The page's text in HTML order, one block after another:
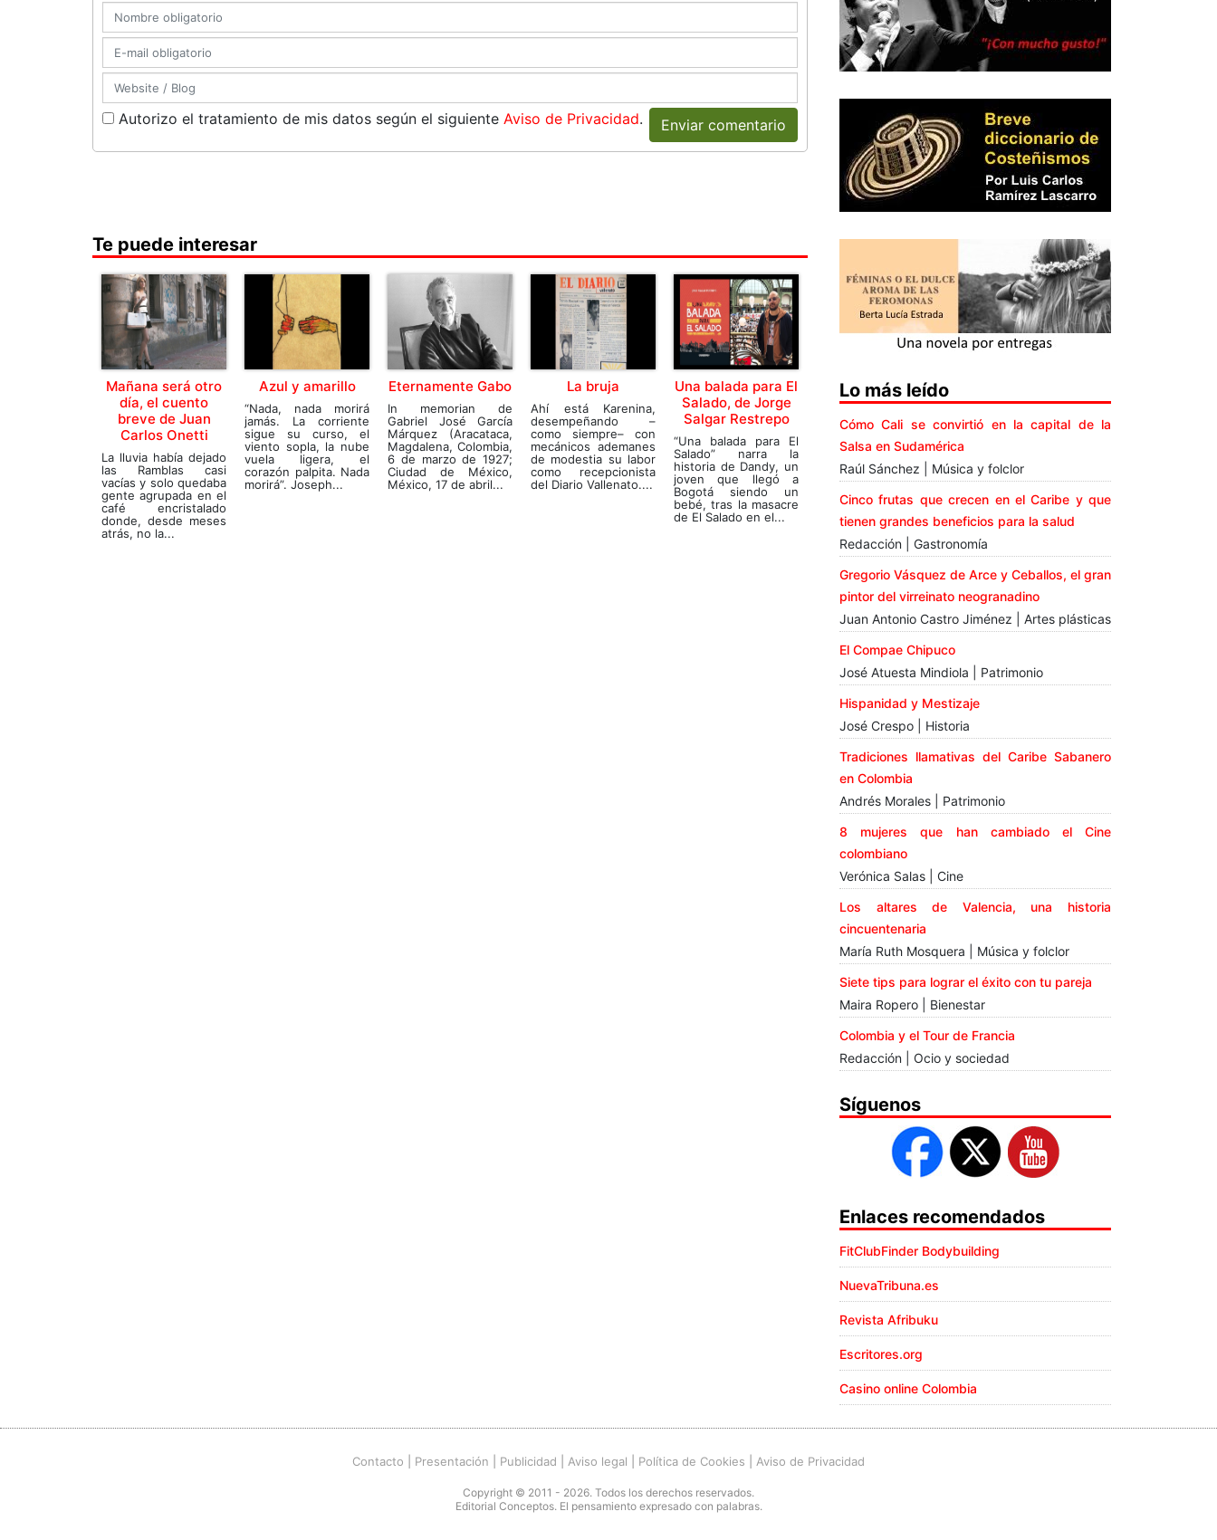
Autorizo el tratamiento de mis datos según el siguiente Aviso de Privacidad. Enviar comentario
Te puede interesar
Mañana será otro
día, el cuento
breve de Juan
Carlos Onetti
La lluvia había dejado
las Ramblas casi
vacías y solo quedaba
gente agrupada en el
café encristalado
donde, desde meses
atrás, no la...
Azul y amarillo
“Nada, nada morirá
jamás. La corriente
sigue su curso, el
viento sopla, la nube
vuela ligera, el
corazón palpita. Nada
morirá”. Joseph...
Eternamente Gabo
In memorian de
Gabriel José García
Márquez (Aracataca,
Magdalena, Colombia,
6 de marzo de 1927;
Ciudad de México,
México, 17 de abril...
La bruja
Ahí está Karenina,
desempeñando –
como siempre– con
mecánicos ademanes
de modestia su labor
como recepcionista
del Diario Vallenato....
Una balada para El
Salado, de Jorge
Salgar Restrepo
“Una balada para El
Salado” narra la
historia de Dandy, un
joven que llegó a
Bogotá siendo un
bebé, tras la masacre
de El Salado en el...
Lo más leído
Cómo Cali se convirtió en la capital de la
Salsa en Sudamérica
Raúl Sánchez | Música y folclor
Cinco frutas que crecen en el Caribe y que
tienen grandes beneficios para la salud
Redacción | Gastronomía
Gregorio Vásquez de Arce y Ceballos, el gran
pintor del virreinato neogranadino
Juan Antonio Castro Jiménez | Artes plásticas
El Compae Chipuco
José Atuesta Mindiola | Patrimonio
Hispanidad y Mestizaje
José Crespo | Historia
Tradiciones llamativas del Caribe Sabanero
en Colombia
Andrés Morales | Patrimonio
8 mujeres que han cambiado el Cine
colombiano
Verónica Salas | Cine
Los altares de Valencia, una historia
cincuentenaria
María Ruth Mosquera | Música y folclor
Siete tips para lograr el éxito con tu pareja
Maira Ropero | Bienestar
Colombia y el Tour de Francia
Redacción | Ocio y sociedad
Síguenos
Enlaces recomendados
FitClubFinder Bodybuilding
NuevaTribuna.es
Revista Afribuku
Escritores.org
Casino online Colombia
Contacto Presentación Publicidad Aviso legal Política de Cookies Aviso de Privacidad
Copyright © 2011 - 2026. Todos los derechos reservados.
Editorial Conceptos. El pensamiento expresado con palabras.